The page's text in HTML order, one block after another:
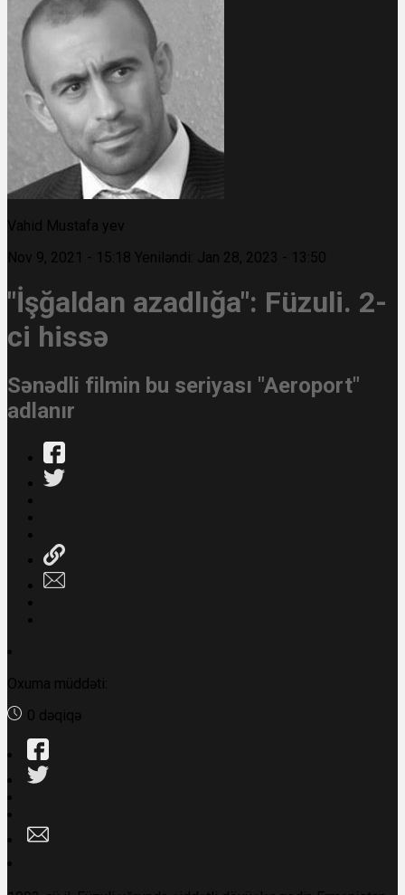
Vahid Mustafa yev
Nov 9, 2021 - 15:18 Yeniləndi: Jan 28, 2023 - 13:50
"İşğaldan azadlığa": Füzuli. 2-
ci hissə
Sənədli filmin bu seriyası "Aeroport"
adlanır
Oxuma müddəti:
0 dəqiqə